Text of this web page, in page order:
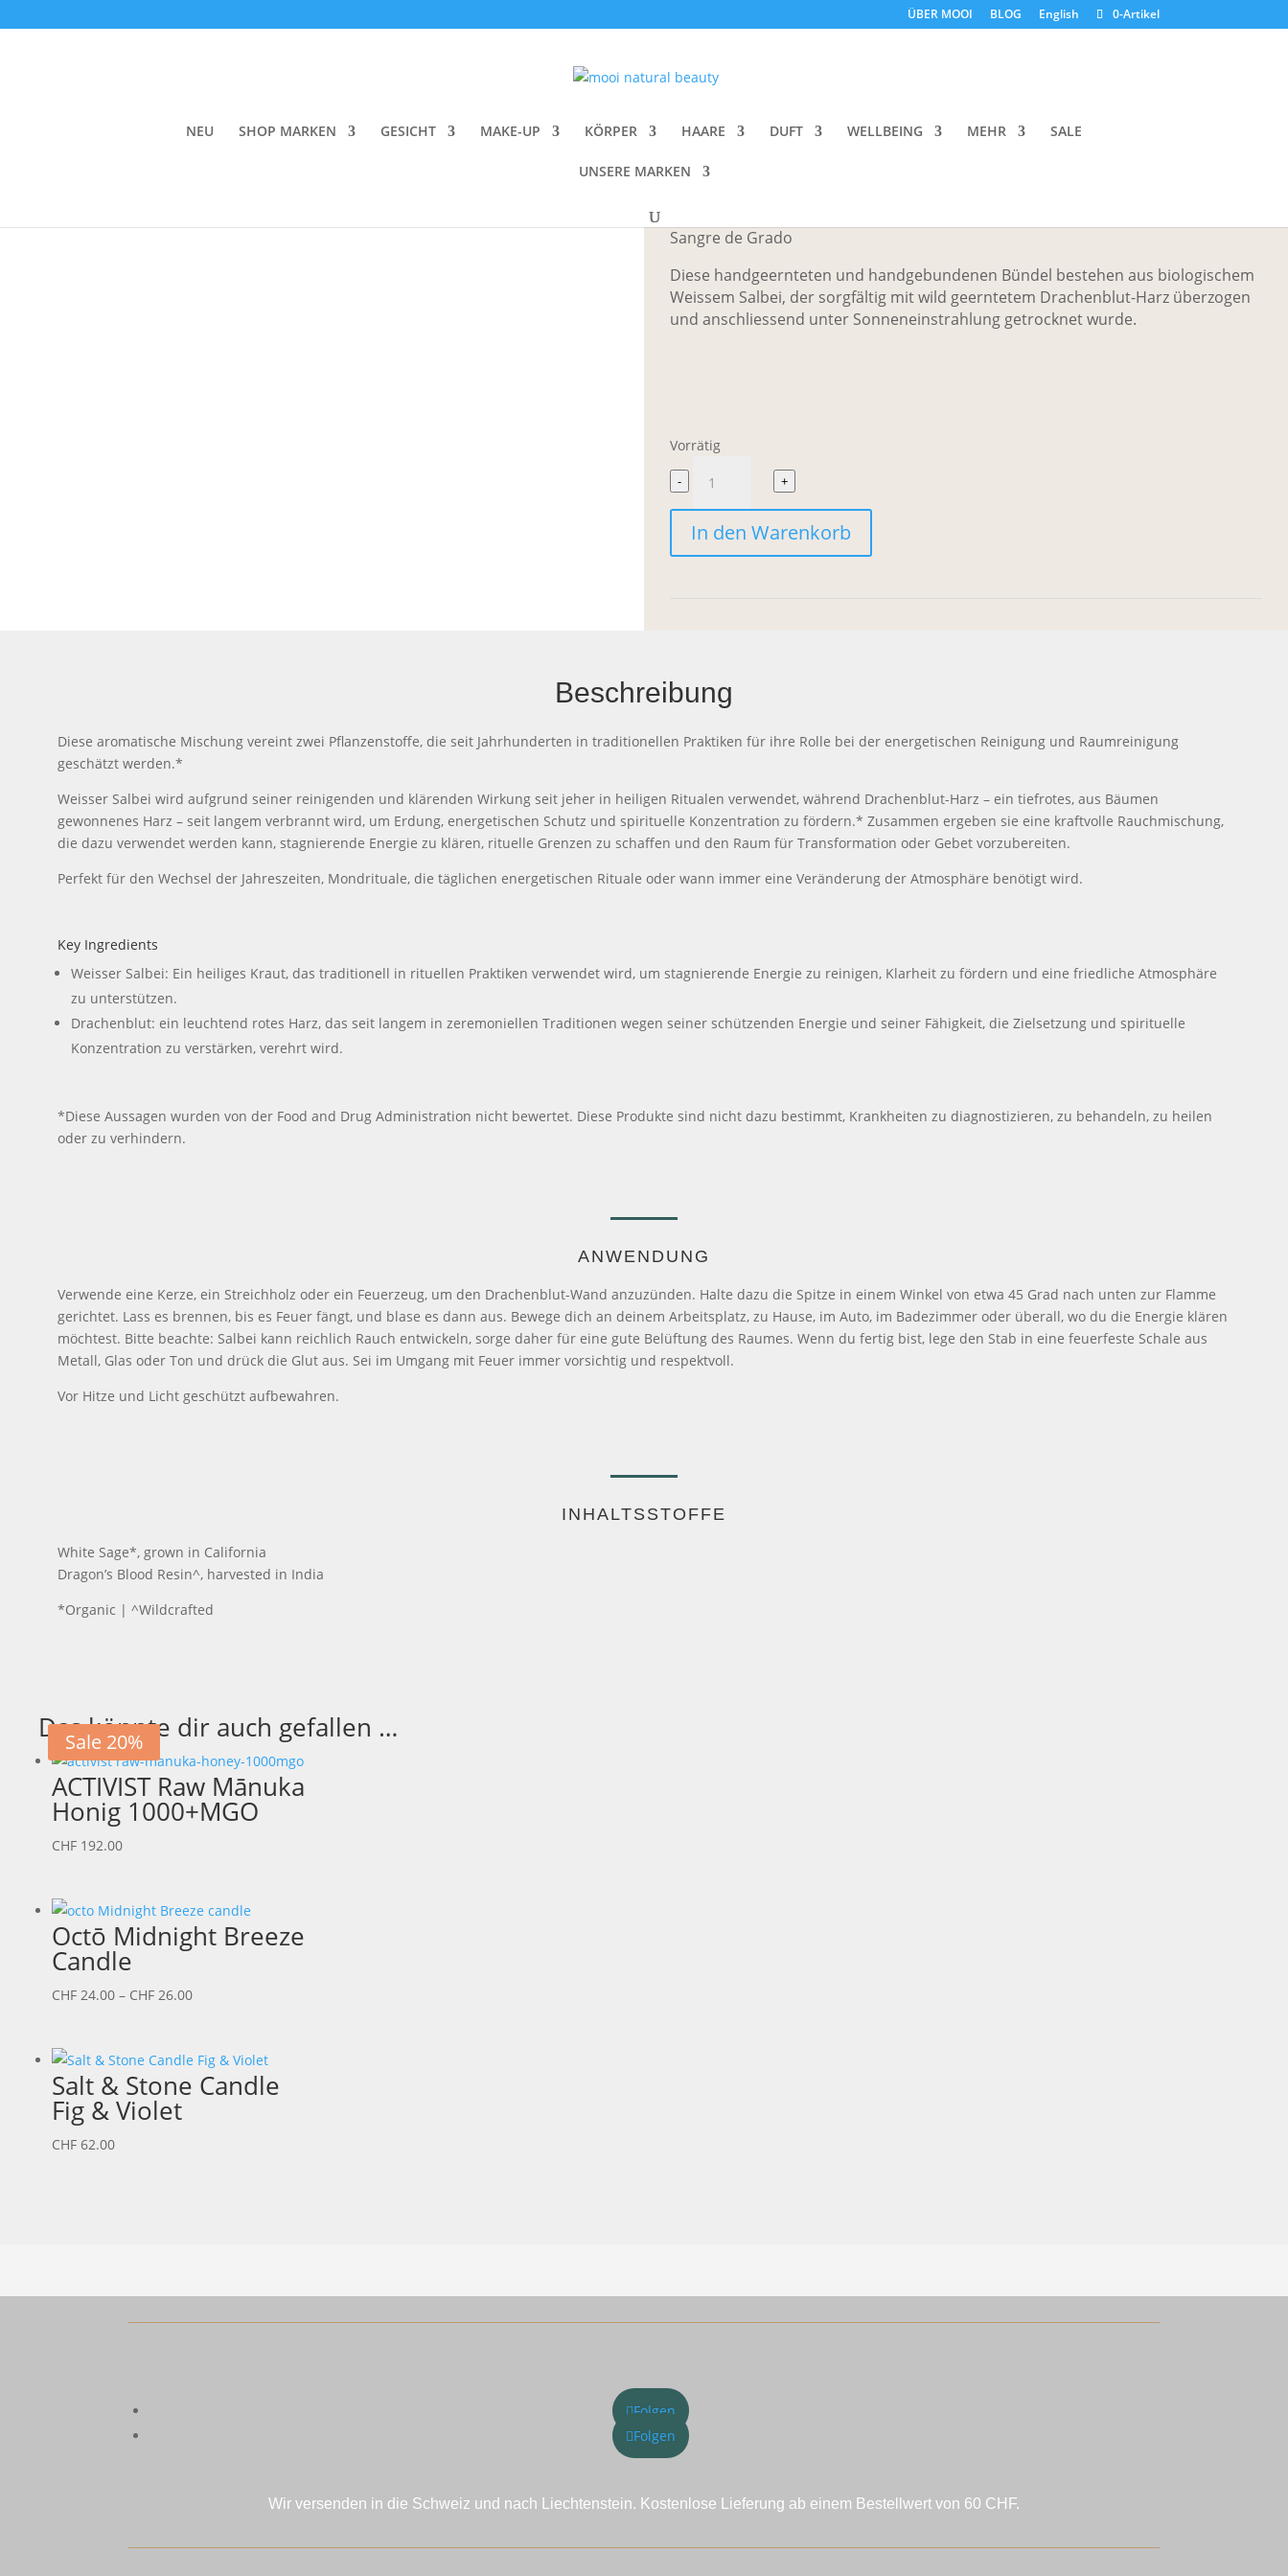
ÜBER MOOI BLOG English 0-Artikel
NEU SHOP MARKEN GESICHT MAKE-UP KÖRPER HAARE DUFT WELLBEING MEHR SALE
UNSERE MARKEN
Anima Mundi Dragon’s Blood Wand –
Cleansing Smoke Bundle
CHF
Sangre de Grado
Diese handgeernteten und handgebundenen Bündel bestehen aus biologischem
Weissem Salbei, der sorgfältig mit wild geerntetem Drachenblut-Harz überzogen
und anschliessend unter Sonneneinstrahlung getrocknet wurde.
Vorrätig
Anima
Mundi
Dragon's
Cleansing
Smoke
Bundle
- +
In den Warenkorb
Beschreibung
Diese aromatische Mischung vereint zwei Pflanzenstoffe, die seit Jahrhunderten in traditionellen Praktiken für ihre Rolle bei der energetischen Reinigung und Raumreinigung
geschätzt werden.*
Weisser Salbei wird aufgrund seiner reinigenden und klärenden Wirkung seit jeher in heiligen Ritualen verwendet, während Drachenblut-Harz – ein tiefrotes, aus Bäumen
gewonnenes Harz – seit langem verbrannt wird, um Erdung, energetischen Schutz und spirituelle Konzentration zu fördern.* Zusammen ergeben sie eine kraftvolle Rauchmischung,
die dazu verwendet werden kann, stagnierende Energie zu klären, rituelle Grenzen zu schaffen und den Raum für Transformation oder Gebet vorzubereiten.
Perfekt für den Wechsel der Jahreszeiten, Mondrituale, die täglichen energetischen Rituale oder wann immer eine Veränderung der Atmosphäre benötigt wird.
Key Ingredients
Weisser Salbei: Ein heiliges Kraut, das traditionell in rituellen Praktiken verwendet wird, um stagnierende Energie zu reinigen, Klarheit zu fördern und eine friedliche Atmosphäre
zu unterstützen.
Drachenblut: ein leuchtend rotes Harz, das seit langem in zeremoniellen Traditionen wegen seiner schützenden Energie und seiner Fähigkeit, die Zielsetzung und spirituelle
Konzentration zu verstärken, verehrt wird.
*Diese Aussagen wurden von der Food and Drug Administration nicht bewertet. Diese Produkte sind nicht dazu bestimmt, Krankheiten zu diagnostizieren, zu behandeln, zu heilen
oder zu verhindern.
ANWENDUNG
Verwende eine Kerze, ein Streichholz oder ein Feuerzeug, um den Drachenblut-Wand anzuzünden. Halte dazu die Spitze in einem Winkel von etwa 45 Grad nach unten zur Flamme
gerichtet. Lass es brennen, bis es Feuer fängt, und blase es dann aus. Bewege dich an deinem Arbeitsplatz, zu Hause, im Auto, im Badezimmer oder überall, wo du die Energie klären
möchtest. Bitte beachte: Salbei kann reichlich Rauch entwickeln, sorge daher für eine gute Belüftung des Raumes. Wenn du fertig bist, lege den Stab in eine feuerfeste Schale aus
Metall, Glas oder Ton und drück die Glut aus. Sei im Umgang mit Feuer immer vorsichtig und respektvoll.
Vor Hitze und Licht geschützt aufbewahren.
INHALTSSTOFFE
White Sage*, grown in California
Dragon’s Blood Resin^, harvested in India
*Organic | ^Wildcrafted
Das könnte dir auch gefallen …
ACTIVIST Raw Mānuka
Honig 1000+MGO
CHF 192.00
Sale 20%
Octō Midnight Breeze
Candle
CHF 24.00 – CHF 26.00Preisspanne:
CHF 26.00
Salt & Stone Candle
Fig & Violet
CHF 62.00
Folgen
Folgen
Wir versenden in die Schweiz und nach Liechtenstein. Kostenlose Lieferung ab einem Bestellwert von 60 CHF.